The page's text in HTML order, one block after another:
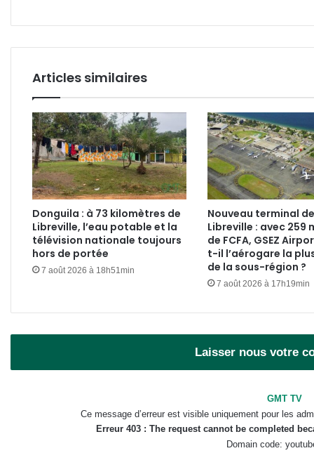
Articles similaires
Donguila : à 73 kilomètres de
Libreville, l’eau potable et la
télévision nationale toujours
hors de portée
7 août 2026 à 18h51min
Nouveau terminal de
Libreville : avec 259
de FCFA, GSEZ
t-il l’aérogare la
de la sous-région ?
7 août 2026 à 17h19min
Laisser nous votre
GMT TV
Ce message d’erreur est visible uniquement pour les
Erreur 403 : The request cannot be completed
Domain code: